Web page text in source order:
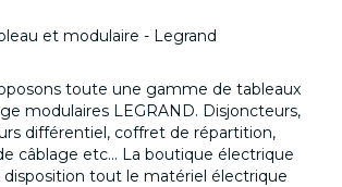
et modulaire - Legrand
toute une gamme de tableaux
modulaires LEGRAND. Disjoncteurs,
différentiel, coffret de répartition,
câblage etc... La boutique électrique
tout le matériel électrique